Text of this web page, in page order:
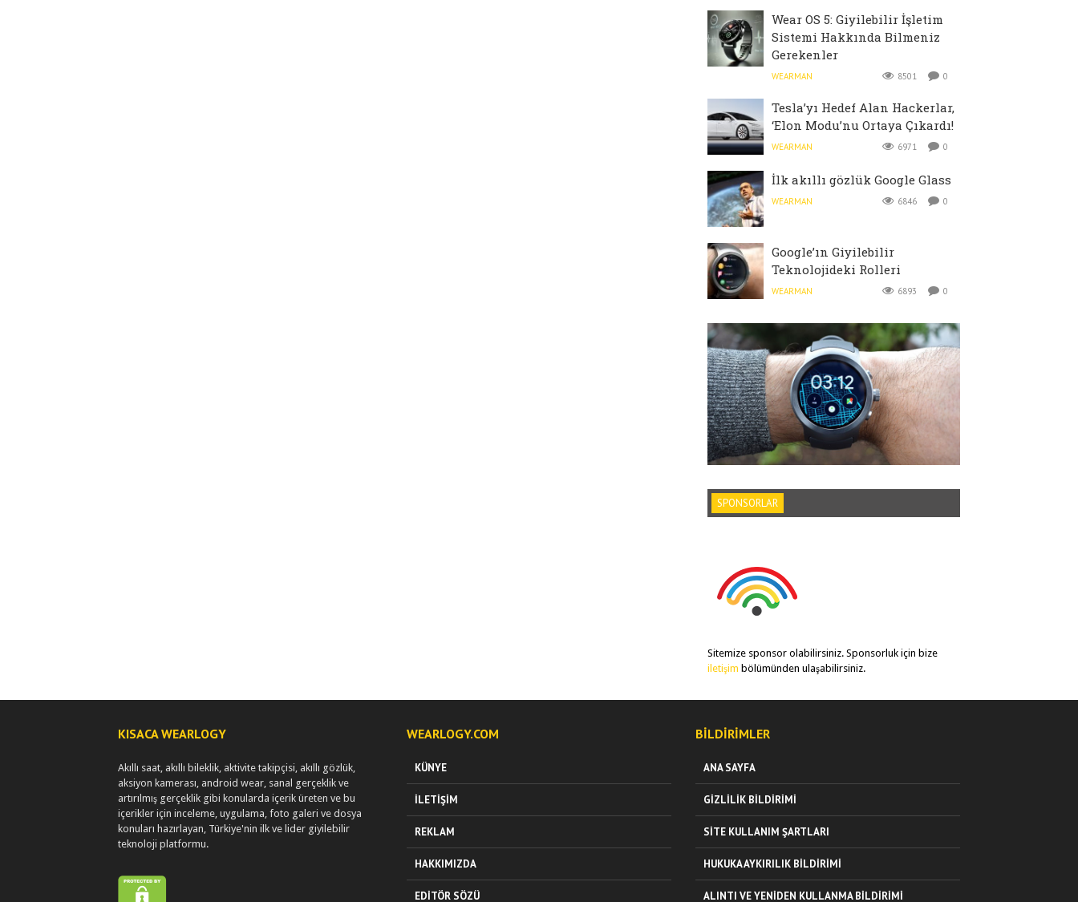
Wear OS 5: Giyilebilir İşletim
Sistemi Hakkında Bilmeniz
Gerekenler
WEARMAN 8501 0
Tesla’yı Hedef Alan Hackerlar,
‘Elon Modu’nu Ortaya Çıkardı!
WEARMAN 6971 0
İlk akıllı gözlük Google Glass
WEARMAN 6846 0
Google’ın Giyilebilir
Teknolojideki Rolleri
WEARMAN 6893 0
SPONSORLAR
Sitemize sponsor olabilirsiniz. Sponsorluk için bize
iletişim bölümünden ulaşabilirsiniz.
KISACA WEARLOGY
Akıllı saat, akıllı bileklik, aktivite takipçisi, akıllı gözlük,
aksiyon kamerası, android wear, sanal gerçeklik ve
artırılmış gerçeklik gibi konularda içerik üreten ve bu
içerikler için inceleme, uygulama, foto galeri ve dosya
konuları hazırlayan, Türkiye'nin ilk ve lider giyilebilir
teknoloji platformu.
WEARLOGY.COM
KÜNYE
İLETIŞIM
REKLAM
HAKKIMIZDA
EDITÖR SÖZÜ
BILDIRIMLER
ANA SAYFA
GIZLILIK BILDIRIMI
SITE KULLANIM ŞARTLARI
HUKUKA AYKIRILIK BILDIRIMI
ALINTI VE YENIDEN KULLANMA BILDIRIMI